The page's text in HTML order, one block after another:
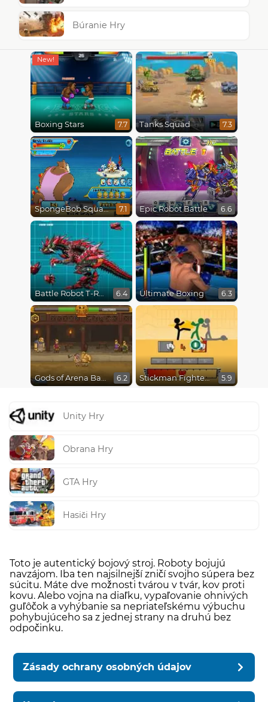
Búranie Hry
Boxing Stars 7.7 Tanks Squad 7.3
SpongeBob SquarePants : Monster Island Adventures 7.1 Epic Robot Battle 6.6
Battle Robot T-Rex Age 6.4 Ultimate Boxing 6.3
Gods of Arena Battles 6.2 Stickman Fighter Epic Battles 5.9
Unity Hry
Obrana Hry
GTA Hry
Hasiči Hry
Toto je autentický bojový stroj. Roboty bojujú
navzájom. Iba ten najsilnejší zničí svojho súpera bez
súcitu. Máte dve možnosti tvárou v tvár, kov proti
kovu. Alebo vojna na diaľku, vypaľovanie ohnivých
guľôčok a vyhýbanie sa nepriateľskému výbuchu
pohybujúceho sa z jednej strany na druhú bez
odpočinku.
Zásady ochrany osobných údajov